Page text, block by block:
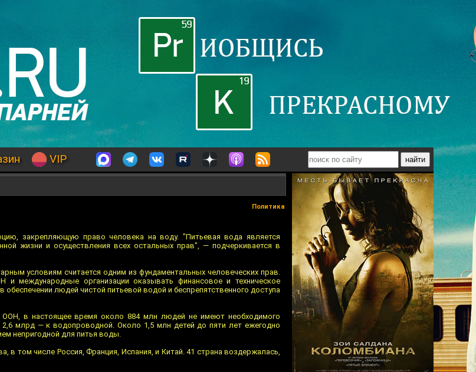
VIP
Политика
закрепляющую право человека на воду. "Питьевая вода является
жизни и осуществления всех остальных прав", — подчеркивается в
условиям считается одним из фундаментальных человеческих прав.
международные организации оказывать финансовое и техническое
людей чистой питьевой водой и беспрепятственного доступа
в настоящее время около 884 млн людей не имеют необходимого
2,6 млрд — к водопроводной. Около 1,5 млн детей до пяти лет ежегодно
непригодной для питья воды.
в том числе Россия, Франция, Испания, и Китай. 41 страна воздержалась,